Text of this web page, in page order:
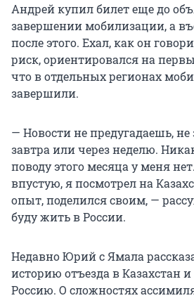
Андрей купил билет еще до
завершении мобилизации, а
после этого. Ехал, как он
риск, ориентировался на
что в отдельных регионах
завершили.
— Новости не предугадаешь, не
завтра или через неделю.
поводу этого месяца у меня
впустую, я посмотрел на
опыт, поделился своим, —
буду жить в России.
Недавно Юрий с Ямала
историю отъезда в Казахстан
Россию. О сложностях